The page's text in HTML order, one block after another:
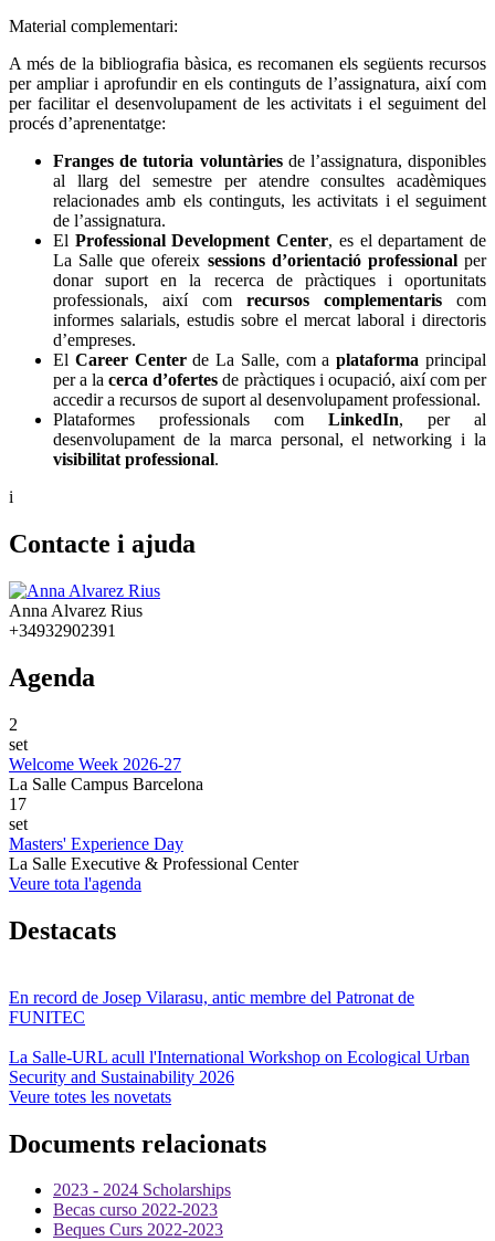
Material complementari:
A més de la bibliografia bàsica, es recomanen els següents recursos
per ampliar i aprofundir en els continguts de l’assignatura, així com
per facilitar el desenvolupament de les activitats i el seguiment del
procés d’aprenentatge:
Franges de tutoria voluntàriesde l’assignatura, disponibles
al llarg del semestre per atendre consultes acadèmiques
relacionades amb els continguts, les activitats i el seguiment
de l’assignatura.
El Professional Development Center, es el departament de
La Salle que ofereix sessions d’orientació professionalper
donar suport en la recerca de pràctiques i oportunitats
professionals, així com recursos complementaris com
informes salarials, estudis sobre el mercat laboral i directoris
d’empreses.
El Career Centerde La Salle, com aplataforma principal
per a lacerca d’ofertes de pràctiques i ocupació, així com per
accedir a recursos de suport al desenvolupament professional.
Plataformes professionals com LinkedIn, per al
desenvolupament de la marca personal, el networking i la
visibilitat professional.
i
Contacte i ajuda
Anna Alvarez Rius
+34932902391
Agenda
2
set
Welcome Week 2026-27
La Salle Campus Barcelona
17
set
Masters' Experience Day
La Salle Executive & Professional Center
Veure tota l'agenda
Destacats
En record de Josep Vilarasu, antic membre del Patronat de
FUNITEC
La Salle-URL acull l'International Workshop on Ecological Urban
Security and Sustainability 2026
Veure totes les novetats
Documents relacionats
2023 - 2024 Scholarships
Becas curso 2022-2023
Beques Curs 2022-2023